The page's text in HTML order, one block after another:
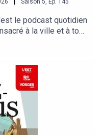
le podcast quotidien
à la ville et à tout
podcast raconté
sur les articles